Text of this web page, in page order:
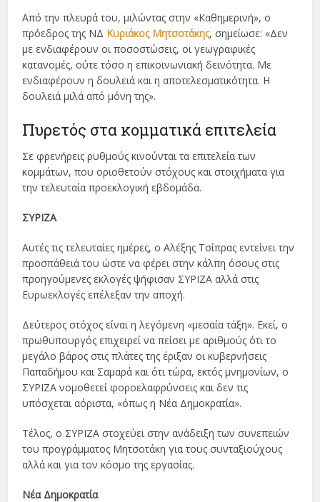
Από την πλευρά του, μιλώντας στην «Καθημερινή», ο
πρόεδρος της ΝΔ Κυριάκος Μητσοτάκης, σημείωσε: «Δεν
με ενδιαφέρουν οι ποσοστώσεις, οι γεωγραφικές
κατανομές, ούτε τόσο η επικοινωνιακή δεινότητα. Με
ενδιαφέρουν η δουλειά και η αποτελεσματικότητα. Η
δουλειά μιλά από μόνη της».
Πυρετός στα κομματικά επιτελεία
Σε φρενήρεις ρυθμούς κινούνται τα επιτελεία των
κομμάτων, που οριοθετούν στόχους και στοιχήματα για
την τελευταία προεκλογική εβδομάδα.
ΣΥΡΙΖΑ
Αυτές τις τελευταίες ημέρες, ο Αλέξης Τσίπρας εντείνει την
προσπάθειά του ώστε να φέρει στην κάλπη όσους στις
προηγούμενες εκλογές ψήφισαν ΣΥΡΙΖΑ αλλά στις
Ευρωεκλογές επέλεξαν την αποχή.
Δεύτερος στόχος είναι η λεγόμενη «μεσαία τάξη». Εκεί, ο
πρωθυπουργός επιχειρεί να πείσει με αριθμούς ότι το
μεγάλο βάρος στις πλάτες της έριξαν οι κυβερνήσεις
Παπαδήμου και Σαμαρά και ότι τώρα, εκτός μνημονίων, ο
ΣΥΡΙΖΑ νομοθετεί φοροελαφρύνσεις και δεν τις
υπόσχεται αόριστα, «όπως η Νέα Δημοκρατία».
Τέλος, ο ΣΥΡΙΖΑ στοχεύει στην ανάδειξη των συνεπειών
του προγράμματος Μητσοτάκη για τους συνταξιούχους
αλλά και για τον κόσμο της εργασίας.
Νέα Δημοκρατία